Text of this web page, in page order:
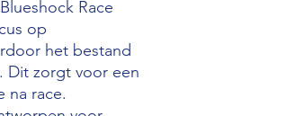
Race
op
het bestand
Dit zorgt voor een
na race.